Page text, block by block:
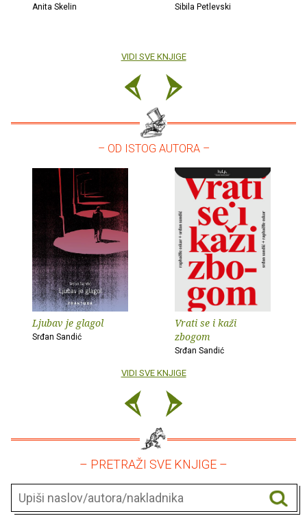
Anita Skelin Sibila Petlevski
VIDI SVE KNJIGE
– OD ISTOG AUTORA –
Ljubav je glagol
Srđan Sandić
Vrati se i kaži
zbogom
Srđan Sandić
VIDI SVE KNJIGE
– PRETRAŽI SVE KNJIGE –